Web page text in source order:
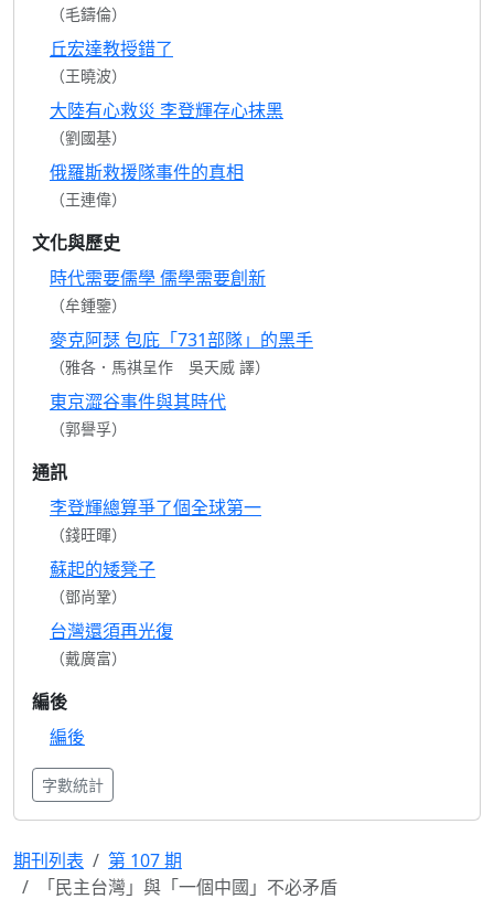
（毛鑄倫）
丘宏達教授錯了
（王曉波）
大陸有心救災 李登輝存心抹黑
（劉國基）
俄羅斯救援隊事件的真相
（王連偉）
文化與歷史
時代需要儒學 儒學需要創新
（牟鍾鑒）
麥克阿瑟 包庇「731部隊」的黑手
（雅各．馬祺呈作 吳天威 譯）
東京澀谷事件與其時代
（郭譽孚）
通訊
李登輝總算爭了個全球第一
（錢旺暉）
蘇起的矮凳子
（鄧尚鞏）
台灣還須再光復
（戴廣富）
編後
編後
字數統計
期刊列表
第 107 期
「民主台灣」與「一個中國」不必矛盾